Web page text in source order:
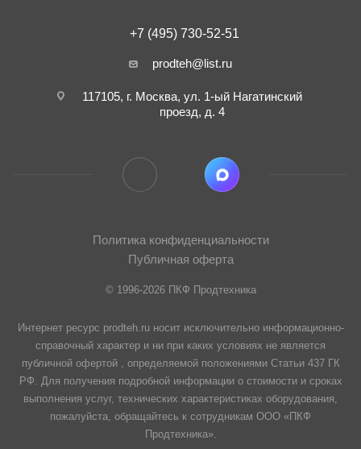
+7 (495) 730-52-51
prodteh@list.ru
117105, г. Москва, ул. 1-ый Нагатинский
проезд, д. 4
Политика конфиденциальности
Публичная оферта
© 1996-2026 ПКФ Продтехника
Интернет ресурс prodteh.ru носит исключительно информационно-
справочный характер и ни при каких условиях не является
публичной офертой , определяемой положениями Статьи 437 ГК
РФ. Для получения подробной информации о стоимости и сроках
выполнения услуг, технических характеристиках оборудования,
пожалуйста, обращайтесь к сотрудникам ООО «ПКФ
Продтехника».